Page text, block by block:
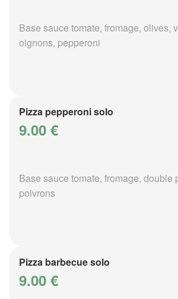
Base sauce tomate, fromage, olives,
oignons, pepperoni
Pizza pepperoni solo
9.00 €
Base sauce tomate, fromage, double
poivrons
Pizza barbecue solo
9.00 €